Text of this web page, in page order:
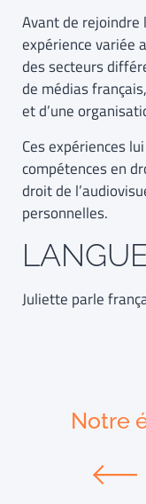
Avant de rejoindre
expérience variée
des secteurs
de médias
et d’une
Ces expériences
compétences en
droit de
personnelles.
Juliette parle
Notre